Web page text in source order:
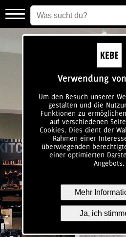
Verwendung
Um den Besuch unserer
gestalten und die
Funktionen zu
auf verschiedenen
Cookies. Dies dient der
Rahmen einer
überwiegenden
einer optimierten
Angebots.
Mehr
Ja, ich